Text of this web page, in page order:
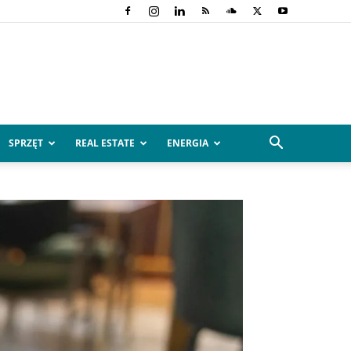
SPRZĘT REAL ESTATE ENERGIA